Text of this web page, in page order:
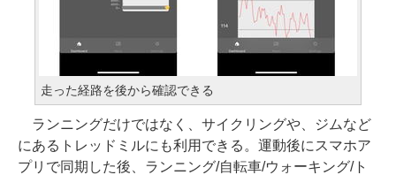
走った経路を後から確認できる
ランニングだけではなく、サイクリングや、ジムなど
にあるトレッドミルにも利用できる。運動後にスマホア
プリで同期した後、ランニング/自転車/ウォーキング/ト